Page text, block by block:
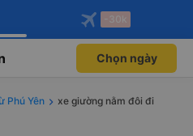
ngay!
viên độc
Mở app
vé máy bay qua
Mở app
-30k
Chọn ngày
Phú Yên
xe giường nằm đôi đi